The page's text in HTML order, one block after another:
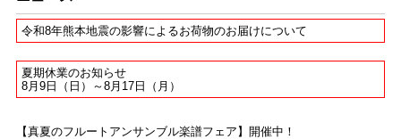
令和8年熊本地震の影響によるお荷物のお届けについて
夏期休業のお知らせ
8月9日（日）～8月17日（月）
【真夏のフルートアンサンブル楽譜フェア】開催中！